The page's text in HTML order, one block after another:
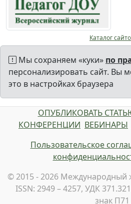
Каталог
Мы сохраняем «куки» по
персонализировать сайт. Вы
это в настройках браузера
ОПУБЛИКОВАТЬ
КОНФЕРЕНЦИИ ВЕБИНАРЫ
Пользовательское
© 2015 - 2026 Международный
ISSN: 2949 – 4257, УДК
знак П71